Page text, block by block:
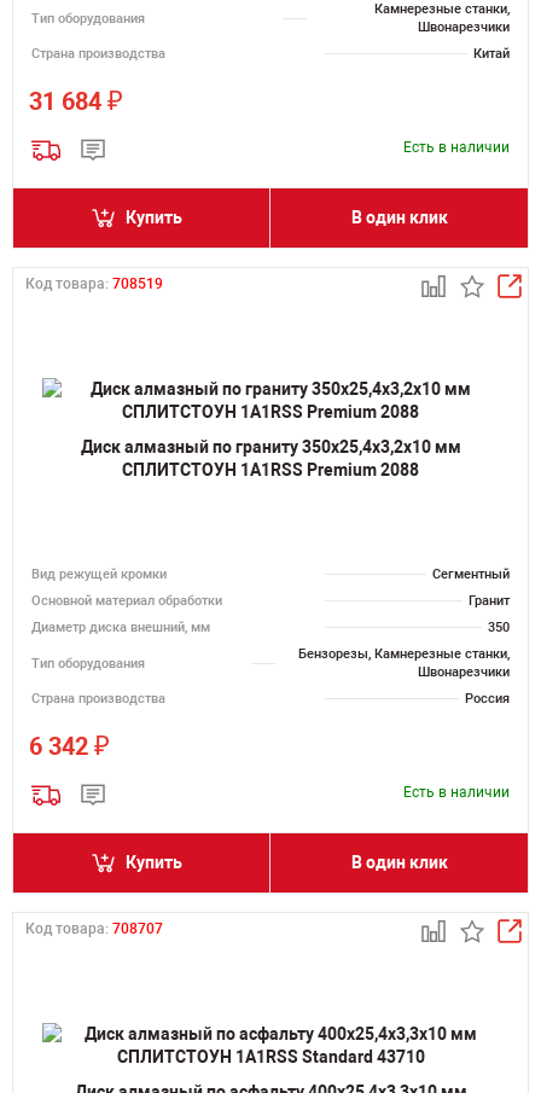
Тип оборудования
Камнерезные станки,
Швонарезчики
Страна производства
Китай
31 684 ₽
Есть в наличии
Купить В один клик
Код товара: 708519
Диск алмазный по граниту 350х25,4х3,2х10 мм
СПЛИТСТОУН 1A1RSS Premium 2088
Вид режущей кромки
Сегментный
Основной материал обработки
Гранит
Диаметр диска внешний, мм
350
Тип оборудования
Бензорезы, Камнерезные станки,
Швонарезчики
Страна производства
Россия
6 342 ₽
Есть в наличии
Купить В один клик
Код товара: 708707